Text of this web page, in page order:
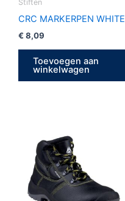
Stiften
CRC MARKERPEN WHITE
€ 8,09
Toevoegen aan
winkelwagen